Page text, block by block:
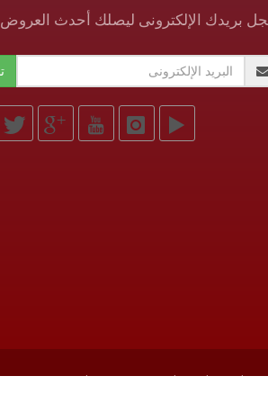
بريدك الإلكترونى ليصلك أحدث العروض
Arabian